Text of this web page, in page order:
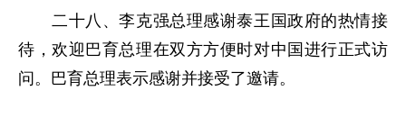
二十八、李克强总理感谢泰王国政府的热情接
待，欢迎巴育总理在双方方便时对中国进行正式访
问。巴育总理表示感谢并接受了邀请。